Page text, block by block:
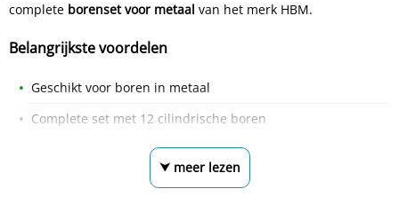
complete borenset voor metaal van het merk HBM.
Belangrijkste voordelen
Geschikt voor boren in metaal
Complete set met 12 cilindrische boren
⮟ meer lezen